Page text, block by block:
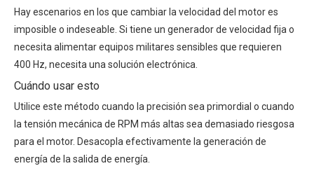
Hay escenarios en los que cambiar la velocidad del motor es
imposible o indeseable. Si tiene un generador de velocidad fija o
necesita alimentar equipos militares sensibles que requieren
400 Hz, necesita una solución electrónica.
Cuándo usar esto
Utilice este método cuando la precisión sea primordial o cuando
la tensión mecánica de RPM más altas sea demasiado riesgosa
para el motor. Desacopla efectivamente la generación de
energía de la salida de energía.